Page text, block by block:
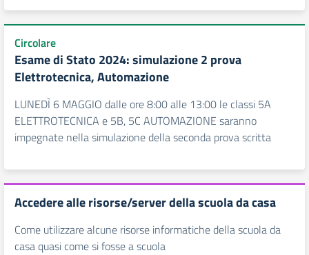
Circolare
Esame di Stato 2024: simulazione 2 prova
Elettrotecnica, Automazione
LUNEDÌ 6 MAGGIO dalle ore 8:00 alle 13:00 le classi 5A
ELETTROTECNICA e 5B, 5C AUTOMAZIONE saranno
impegnate nella simulazione della seconda prova scritta
Accedere alle risorse/server della scuola da casa
Come utilizzare alcune risorse informatiche della scuola da
casa quasi come si fosse a scuola